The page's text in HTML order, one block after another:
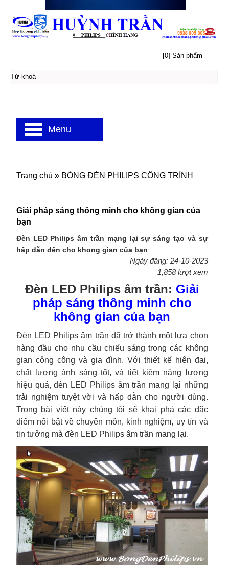
Giải pháp sáng thông minh cho không gian của
bạn
Đèn LED Philips âm trần mạng lại sự sáng tạo và sự
hấp dẫn đến cho khong gian của bạn
Ngày đăng: 24-10-2023
1,858 lượt xem
Đèn LED Philips âm trần: Giải
pháp sáng thông minh cho
không gian của bạn
Đèn LED Philips âm trần đã trở thành một lựa chọn
hàng đầu cho nhu cầu chiếu sáng trong các không
gian công cộng và gia đình. Với thiết kế hiện đại,
chất lượng ánh sáng tốt, và tiết kiệm năng lượng
hiệu quả, đèn LED Philips âm trần mang lại những
trải nghiệm tuyệt vời và hấp dẫn cho người dùng.
Trong bài viết này chúng tôi sẽ khai phá các đặc
điểm nổi bật về chuyên môn, kinh nghiệm, uy tín và
tin tưởng mà đèn LED Philips âm trần mang lại.
Trang chủ » BÓNG ĐÈN PHILIPS CÔNG TRÌNH
[0] Sản phẩm
Menu